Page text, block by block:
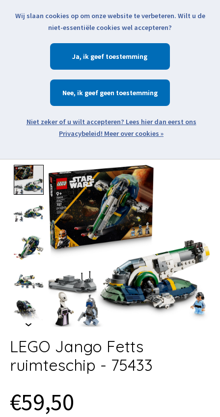
Klik voor actuele verzendinformatie...
Verlanglijst
Zoeken
Open webshop menu
Product image slideshow Items
LEGO Jango Fetts
ruimteschip - 75433
€59,50
Wij slaan cookies op om onze website te verbeteren. Wilt u de
niet-essentiële cookies wel accepteren?
Ja
Nee
Meer over cookies »